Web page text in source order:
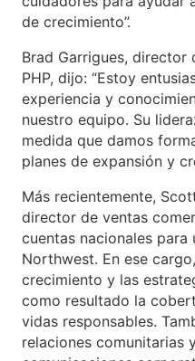
de crecimiento”.
Brad Garrigues,
PHP, dijo: “Estoy
experiencia y
nuestro equipo. Su
medida que damos
planes de expansión y
Más recientemente,
director de ventas
cuentas nacionales para
Northwest. En ese
crecimiento y las
como resultado la
vidas responsables.
relaciones comunitarias